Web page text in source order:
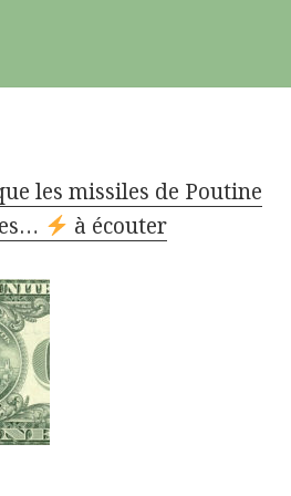
les missiles de Poutine
à écouter